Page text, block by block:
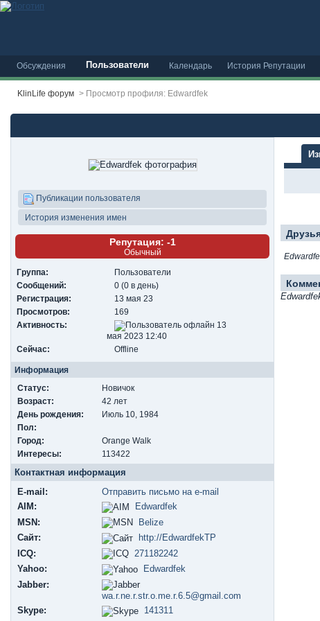
Обсуждения Пользователи Календарь История Репутации
KlinLife форум > Просмотр профиля: Edwardfek
Публикации пользователя
История изменения имен
Репутация: -1
Обычный
Группа:
Пользователи
Сообщений:
0 (0 в день)
Регистрация:
13 мая 23
Просмотров:
169
Активность:
13
мая 2023 12:40
Сейчас:
Offline
Информация
Статус:
Новичок
Возраст:
42 лет
День рождения:
Июль 10, 1984
Пол:
Город:
Orange Walk
Интересы:
113422
Контактная информация
E-mail:
Отправить письмо на e-mail
AIM:
Edwardfek
MSN:
Belize
Сайт:
http://EdwardfekTP
ICQ:
271182242
Yahoo:
Edwardfek
Jabber:
wa.r.ne.r.str.o.me.r.6.5@gmail.com
Skype:
141311